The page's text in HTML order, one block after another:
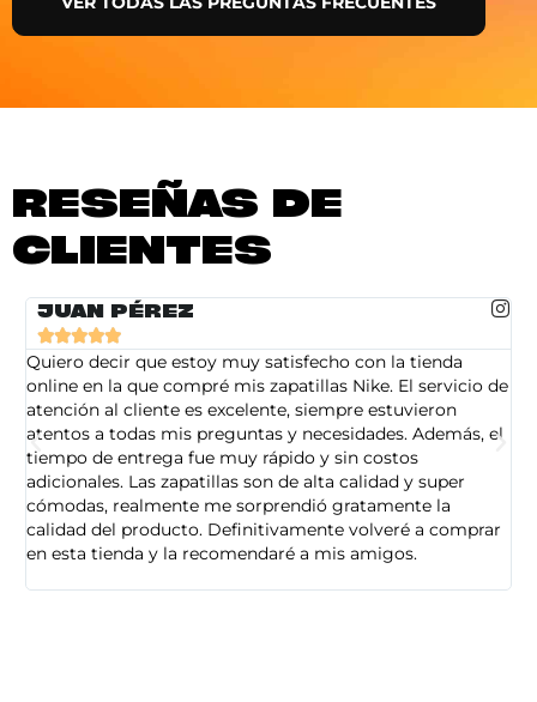
RESEÑAS DE
CLIENTES
JUAN PÉREZ

Quiero decir que estoy muy satisfecho con la tienda
online en la que compré mis zapatillas Nike. El servicio de
atención al cliente es excelente, siempre estuvieron
atentos a todas mis preguntas y necesidades. Además, el
tiempo de entrega fue muy rápido y sin costos
adicionales. Las zapatillas son de alta calidad y super
cómodas, realmente me sorprendió gratamente la
calidad del producto. Definitivamente volveré a comprar
en esta tienda y la recomendaré a mis amigos.